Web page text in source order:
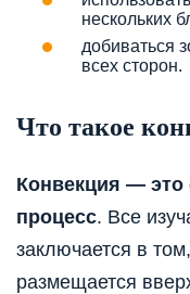
нескольких
добиваться
всех сторон.
Что такое
Конвекция — это
процесс. Все
заключается в
размещается